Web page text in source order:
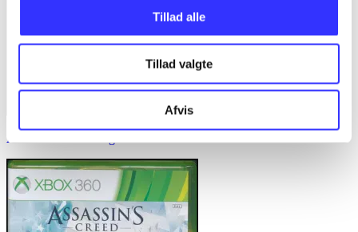
Tillad alle
Tillad valgte
Afvis
Assassin's creed - rogue